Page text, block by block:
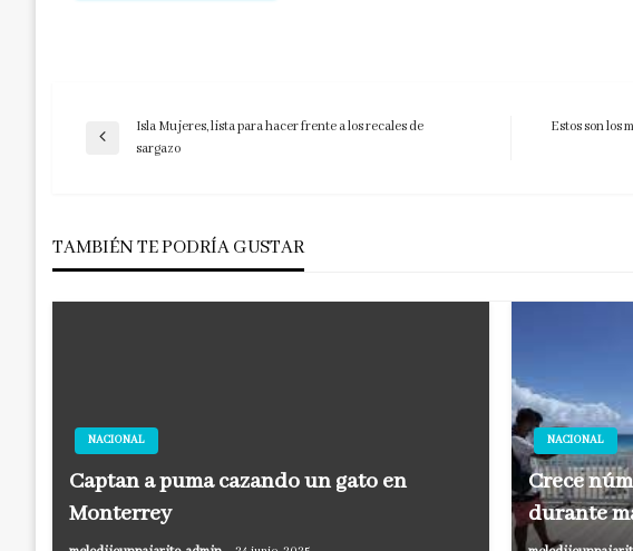
Navegación
entradas
Entrada
Isla Mujeres, lista para hacer frente a los recales de
sargazo
Estos son los
TAMBIÉN TE PODRÍA GUSTAR
NACIONAL
Captan a puma cazando un gato en
Monterrey
NACIONAL
Crece
durante